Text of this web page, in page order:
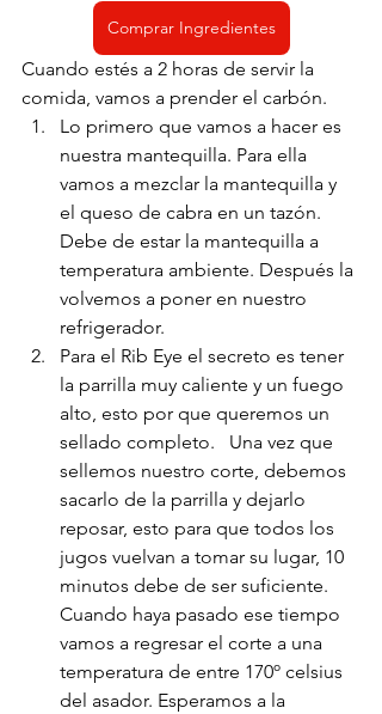
Comprar Ingredientes
Cuando estés a 2 horas de servir la
comida, vamos a prender el carbón.
Lo primero que vamos a hacer es
nuestra mantequilla. Para ella
vamos a mezclar la mantequilla y
el queso de cabra en un tazón.
Debe de estar la mantequilla a
temperatura ambiente. Después la
volvemos a poner en nuestro
refrigerador.
Para el Rib Eye el secreto es tener
la parrilla muy caliente y un fuego
alto, esto por que queremos un
sellado completo.   Una vez que
sellemos nuestro corte, debemos
sacarlo de la parrilla y dejarlo
reposar, esto para que todos los
jugos vuelvan a tomar su lugar, 10
minutos debe de ser suficiente.
Cuando haya pasado ese tiempo
vamos a regresar el corte a una
temperatura de entre 170º celsius
del asador. Esperamos a la